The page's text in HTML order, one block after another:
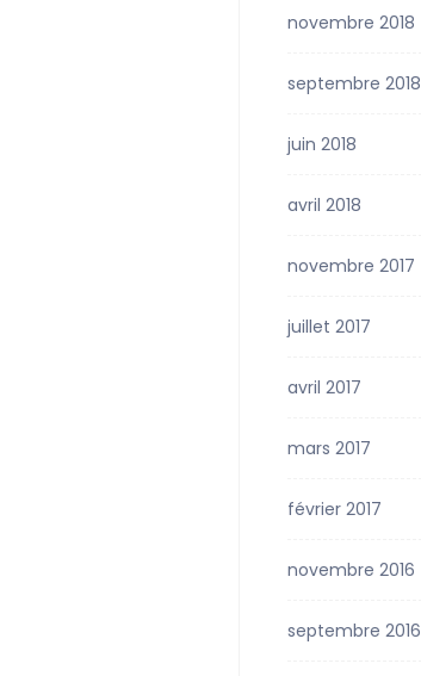
novembre 2018
septembre 2018
juin 2018
avril 2018
novembre 2017
juillet 2017
avril 2017
mars 2017
février 2017
novembre 2016
septembre 2016